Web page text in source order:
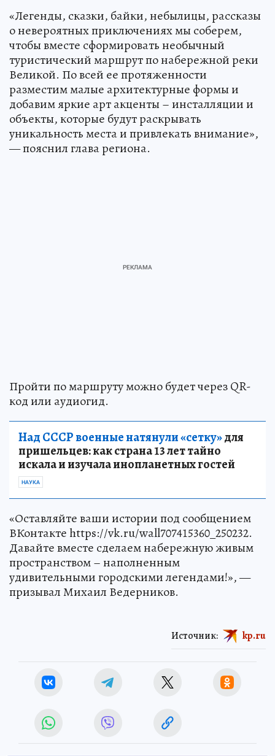
«Легенды, сказки, байки, небылицы, рассказы
о невероятных приключениях мы соберем,
чтобы вместе сформировать необычный
туристический маршрут по набережной реки
Великой. По всей ее протяженности
разместим малые архитектурные формы и
добавим яркие арт акценты – инсталляции и
объекты, которые будут раскрывать
уникальность места и привлекать внимание»,
— пояснил глава региона.
Пройти по маршруту можно будет через QR-
код или аудиогид.
Над СССР военные натянули «сетку»для
пришельцев: как страна 13 лет тайно
искала и изучала инопланетных гостей
НАУКА
«Оставляйте ваши истории под сообщением
ВКонтакте https://vk.ru/wall707415360_250232.
Давайте вместе сделаем набережную живым
пространством – наполненным
удивительными городскими легендами!», —
призывал Михаил Ведерников.
Источник: kp.ru